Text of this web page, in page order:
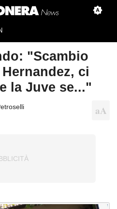
"Scambio
ci
la Juve se..."